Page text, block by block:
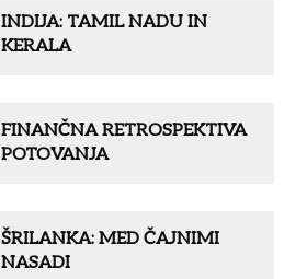
INDIJA: TAMIL NADU IN
KERALA
FINANČNA RETROSPEKTIVA
POTOVANJA
ŠRILANKA: MED ČAJNIMI
NASADI